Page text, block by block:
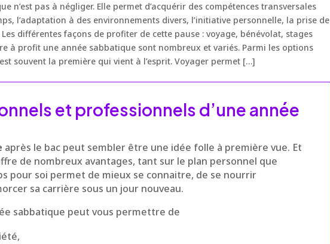
n’est pas à négliger. Elle permet d’acquérir des compétences transversales
l’adaptation à des environnements divers, l’initiative personnelle, la prise de
différentes façons de profiter de cette pause : voyage, bénévolat, stages
à profit une année sabbatique sont nombreux et variés. Parmi les options
souvent la première qui vient à l’esprit. Voyager permet […]
et professionnels d’une année
après le bac peut sembler être une idée folle à première vue. Et
de nombreux avantages, tant sur le plan personnel que
pour soi permet de mieux se connaitre, de se nourrir
sa carrière sous un jour nouveau.
sabbatique peut vous permettre de